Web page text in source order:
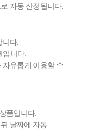
자동 산정됩니다.
니다.
입니다.
유롭게 이용할 수
품입니다.
날짜에 자동